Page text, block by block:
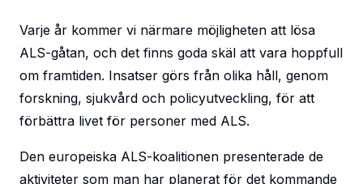
Varje år kommer vi närmare möjligheten att lösa
ALS-gåtan, och det finns goda skäl att vara hoppfull
om framtiden. Insatser görs från olika håll, genom
forskning, sjukvård och policyutveckling, för att
förbättra livet för personer med ALS.
Den europeiska ALS-koalitionen presenterade de
aktiviteter som man har planerat för det kommande